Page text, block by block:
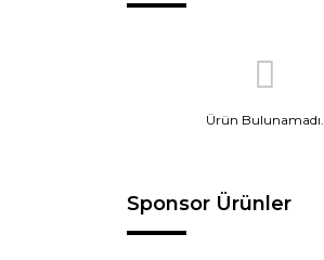
Ürün Bulunamadı.
Sponsor Ürünler